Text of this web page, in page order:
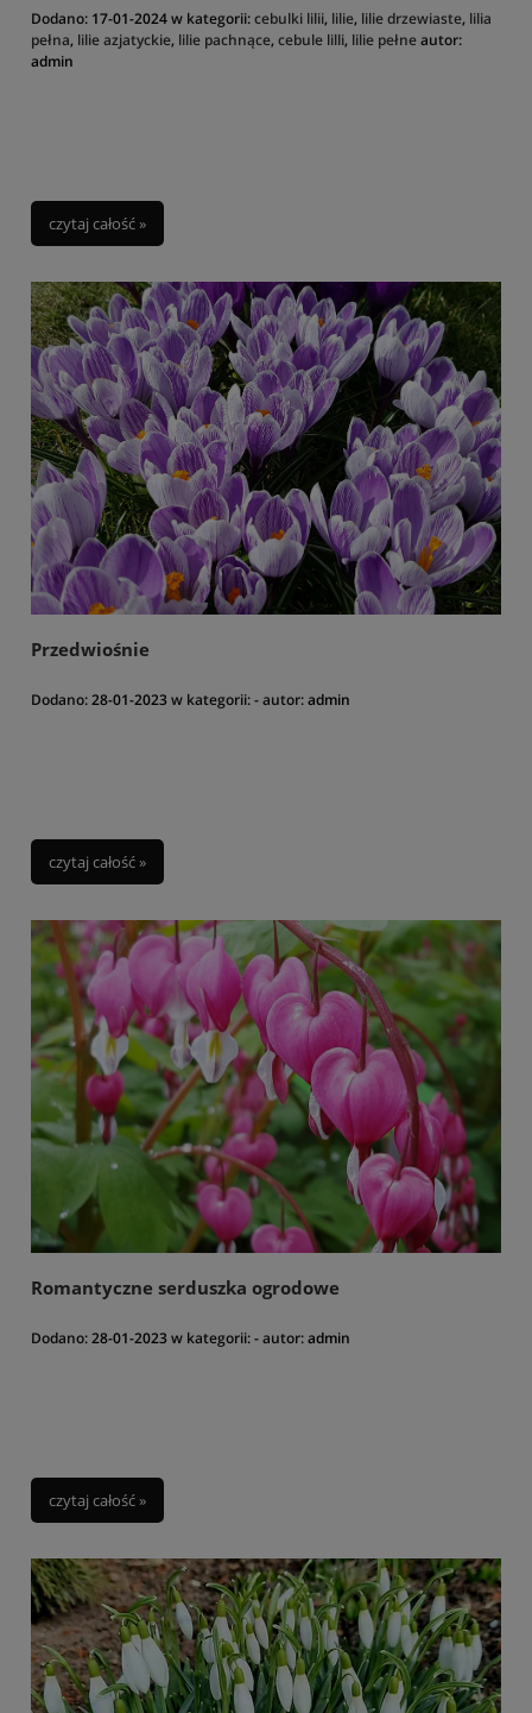
Dodano: 17-01-2024w kategorii:cebulki lilii, lilie, lilie drzewiaste, lilia
pełna, lilie azjatyckie, lilie pachnące, cebule lilli, lilie pełneautor:
admin
czytaj całość »
Przedwiośnie
Dodano:28-01-2023w kategorii:-autor:admin
czytaj całość »
Romantyczne serduszka ogrodowe
Dodano:28-01-2023w kategorii:-autor:admin
czytaj całość »